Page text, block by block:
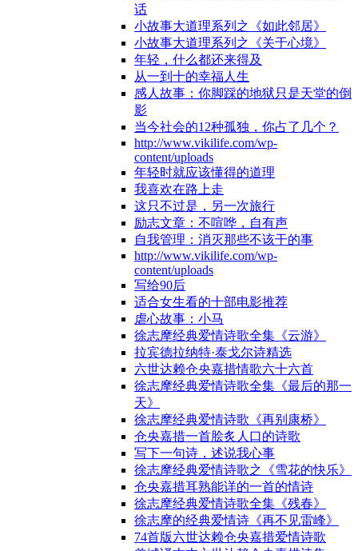
话
小故事大道理系列之《如此邻居》
小故事大道理系列之《关于心境》
年轻，什么都还来得及
从一到十的幸福人生
感人故事：你脚踩的地狱只是天堂的倒
影
当今社会的12种孤独，你占了几个？
http://www.vikilife.com/wp-
content/uploads
年轻时就应该懂得的道理
我喜欢在路上走
这只不过是，另一次旅行
励志文章：不喧哗，自有声
自我管理：消灭那些不该干的事
http://www.vikilife.com/wp-
content/uploads
写给90后
适合女生看的十部电影推荐
虐心故事：小马
徐志摩经典爱情诗歌全集《云游》
拉宾德拉纳特·泰戈尔诗精选
六世达赖仓央嘉措情歌六十六首
徐志摩经典爱情诗歌全集《最后的那一
天》
徐志摩经典爱情诗歌《再别康桥》
仓央嘉措一首脍炙人口的诗歌
写下一句诗，述说我心事
徐志摩经典爱情诗歌之《雪花的快乐》
仓央嘉措耳熟能详的一首的情诗
徐志摩经典爱情诗歌全集《残春》
徐志摩的经典爱情诗《再不见雷峰》
74首版六世达赖仓央嘉措爱情诗歌